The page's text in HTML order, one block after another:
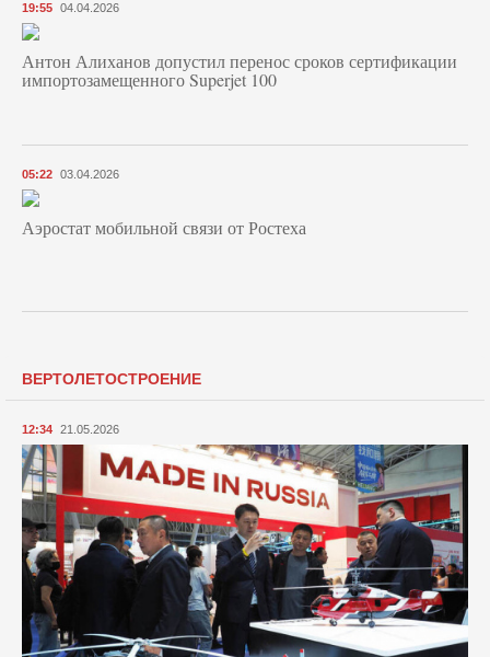
19:55 04.04.2026
Антон Алиханов допустил перенос сроков сертификации
импортозамещенного Superjet 100
05:22 03.04.2026
Аэростат мобильной связи от Ростеха
ВЕРТОЛЕТОСТРОЕНИЕ
12:34 21.05.2026